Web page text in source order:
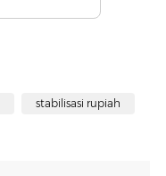
stabilisasi rupiah